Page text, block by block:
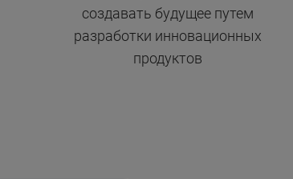
создавать будущее путем
разработки инновационных
продуктов